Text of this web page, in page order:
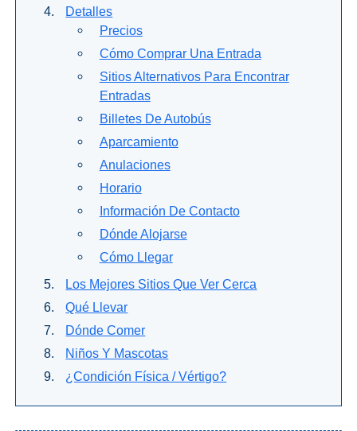
Lanchas
Bicicletas
Aventura
Detalles
Precios
Cómo Comprar Una Entrada
Sitios Alternativos Para Encontrar
Entradas
Billetes De Autobús
Aparcamiento
Anulaciones
Horario
Información De Contacto
Dónde Alojarse
Cómo Llegar
Los Mejores Sitios Que Ver Cerca
Qué Llevar
Dónde Comer
Niños Y Mascotas
¿Condición Física / Vértigo?